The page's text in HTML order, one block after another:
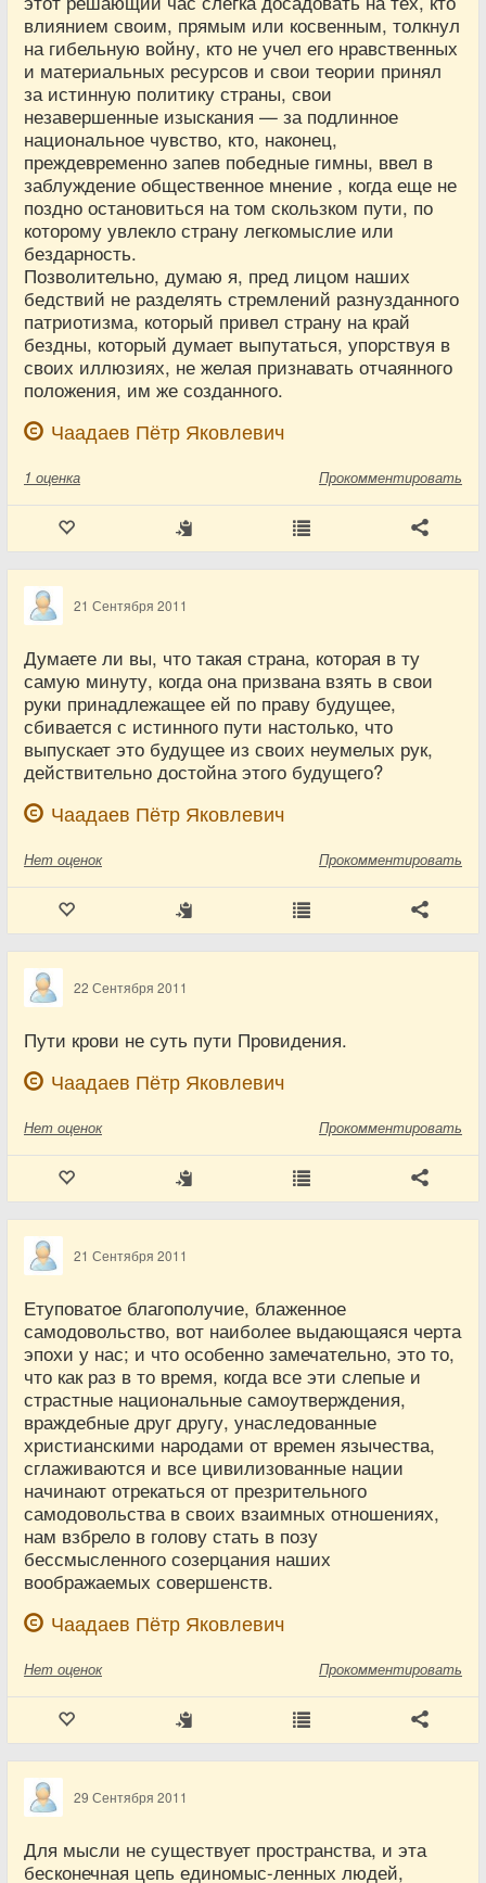
влиянием своим, прямым или косвенным, толкнул
на гибельную войну, кто не учел его нравственных
и материальных ресурсов и свои теории принял
за истинную политику страны, свои
незавершенные изыскания — за подлинное
национальное чувство, кто, наконец,
преждевременно запев победные гимны, ввел в
заблуждение общественное мнение , когда еще не
поздно остановиться на том скользком пути, по
которому увлекло страну легкомыслие или
бездарность.
Позволительно, думаю я, пред лицом наших
бедствий не разделять стремлений разнузданного
патриотизма, который привел страну на край
бездны, который думает выпутаться, упорствуя в
своих иллюзиях, не желая признавать отчаянного
положения, им же созданного.
Чаадаев Пётр Яковлевич
1 оценка Прокомментировать
21 Сентября 2011
Думаете ли вы, что такая страна, которая в ту
самую минуту, когда она призвана взять в свои
руки принадлежащее ей по праву будущее,
сбивается с истинного пути настолько, что
выпускает это будущее из своих неумелых рук,
действительно достойна этого будущего?
Чаадаев Пётр Яковлевич
Нет оценок Прокомментировать
22 Сентября 2011
Пути крови не суть пути Провидения.
Чаадаев Пётр Яковлевич
Нет оценок Прокомментировать
21 Сентября 2011
Етуповатое благополучие, блаженное
самодовольство, вот наиболее выдающаяся черта
эпохи у нас; и что особенно замечательно, это то,
что как раз в то время, когда все эти слепые и
страстные национальные самоутверждения,
враждебные друг другу, унаследованные
христианскими народами от времен язычества,
сглаживаются и все цивилизованные нации
начинают отрекаться от презрительного
самодовольства в своих взаимных отношениях,
нам взбрело в голову стать в позу
бессмысленного созерцания наших
воображаемых совершенств.
Чаадаев Пётр Яковлевич
Нет оценок Прокомментировать
29 Сентября 2011
Для мысли не существует пространства, и эта
бесконечная цепь единомыс-ленных людей,